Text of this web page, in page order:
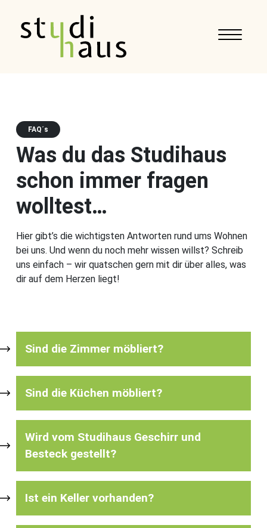
FAQ´s
Was du das Studihaus
schon immer fragen
wolltest…
Hier gibt’s die wichtigsten Antworten rund ums Wohnen
bei uns. Und wenn du noch mehr wissen willst? Schreib
uns einfach – wir quatschen gern mit dir über alles, was
dir auf dem Herzen liegt!
Sind die Zimmer möbliert?
Sind die Küchen möbliert?
Wird vom Studihaus Geschirr und
Besteck gestellt?
Ist ein Keller vorhanden?